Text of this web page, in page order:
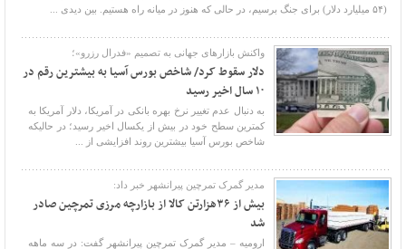
(۵۴ میلیارد دلار) برای جنگ برسیم، در حالی که هنوز در میانه راه هستیم. بین دیدی ...
واکنش بازارهای جهانی به تصمیم «فدرال رزرو»؛
دلار سقوط کرد/ شاخص بورس آسیا به بیشترین رقم در
۱۰ سال اخیر رسید
به دنبال عدم تغییر نرخ بهره بانکی در آمریکا، دلار آمریکا به
کمترین سطح خود در بیش از یکسال اخیر رسید؛ در حالیکه
شاخص بورس آسیا بیشترین روند افزایشی از ...
مدیر گمرک تمرچین پیرانشهر خبر داد:
بیش از ۳۶هزارتن کالا از بازارچه مرزی تمرچین صادر
شد
ارومیه – مدیر گمرک تمرچین پیرانشهر گفت: در سه ماهه